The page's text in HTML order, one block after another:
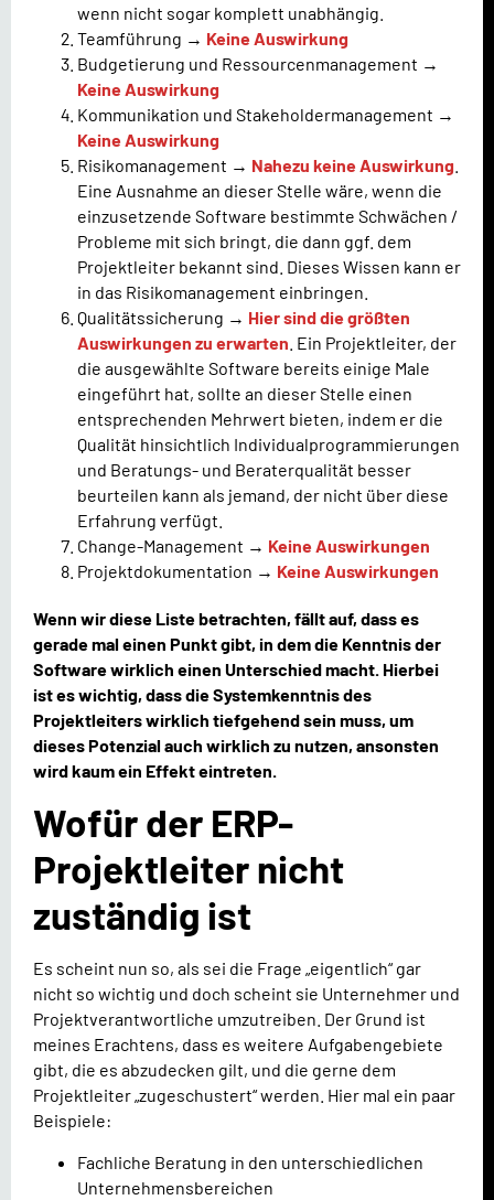
wenn nicht sogar komplett unabhängig.
Teamführung → Keine Auswirkung
Budgetierung und Ressourcenmanagement →
Keine Auswirkung
Kommunikation und Stakeholdermanagement →
Keine Auswirkung
Risikomanagement → Nahezu keine Auswirkung
Eine Ausnahme an dieser Stelle wäre, wenn die
einzusetzende Software bestimmte Schwächen /
Probleme mit sich bringt, die dann ggf. dem
Projektleiter bekannt sind. Dieses Wissen kann er
in das Risikomanagement einbringen.
Qualitätssicherung → Hier sind die größten
Auswirkungen zu erwarten . Ein Projektleiter, der
die ausgewählte Software bereits einige Male
eingeführt hat, sollte an dieser Stelle einen
entsprechenden Mehrwert bieten, indem er die
Qualität hinsichtlich Individualprogrammierungen
und Beratungs- und Beraterqualität besser
beurteilen kann als jemand, der nicht über diese
Erfahrung verfügt.
Change-Management → Keine Auswirkungen
Projektdokumentation → Keine Auswirkungen
Wenn wir diese Liste betrachten, fällt auf, dass es
gerade mal einen Punkt gibt, in dem die Kenntnis der
Software wirklich einen Unterschied macht. Hierbei
ist es wichtig, dass die Systemkenntnis des
Projektleiters wirklich tiefgehend sein muss, um
dieses Potenzial auch wirklich zu nutzen, ansonsten
wird kaum ein Effekt eintreten.
Wofür der ERP-
Projektleiter nicht
zuständig ist
Es scheint nun so, als sei die Frage „eigentlich“ gar
nicht so wichtig und doch scheint sie Unternehmer und
Projektverantwortliche umzutreiben. Der Grund ist
meines Erachtens, dass es weitere Aufgabengebiete
gibt, die es abzudecken gilt, und die gerne dem
Projektleiter „zugeschustert“ werden. Hier mal ein paar
Beispiele:
Fachliche Beratung in den unterschiedlichen
Unternehmensbereichen